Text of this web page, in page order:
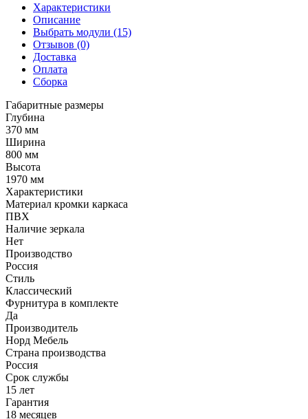
Характеристики
Описание
Выбрать модули (15)
Отзывов (0)
Доставка
Оплата
Сборка
Габаритные размеры
Глубина
370 мм
Ширина
800 мм
Высота
1970 мм
Характеристики
Материал кромки каркаса
ПВХ
Наличие зеркала
Нет
Производство
Россия
Стиль
Классический
Фурнитура в комплекте
Да
Производитель
Норд Мебель
Страна производства
Россия
Срок службы
15 лет
Гарантия
18 месяцев